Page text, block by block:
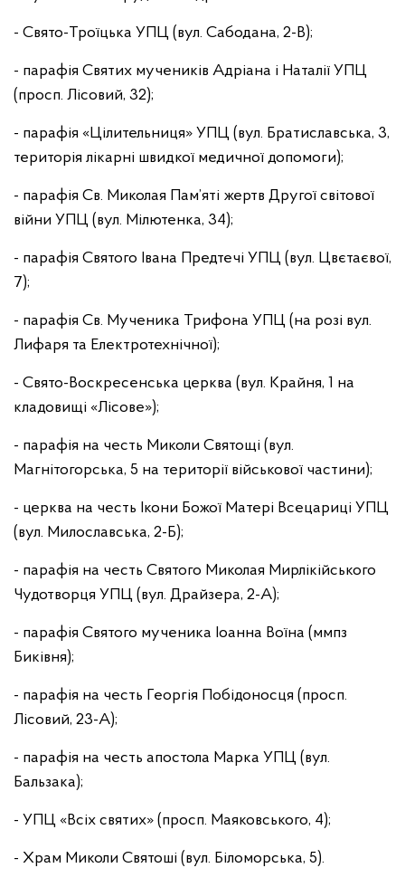
- Свято-Троїцька УПЦ (вул. Сабодана, 2-В);
- парафія Святих мучеників Адріана і Наталії УПЦ
(просп. Лісовий, 32);
- парафія «Цілительниця» УПЦ (вул. Братиславська, 3,
територія лікарні швидкої медичної допомоги);
- парафія Св. Миколая Пам’яті жертв Другої світової
війни УПЦ (вул. Мілютенка, 34);
- парафія Святого Івана Предтечі УПЦ (вул. Цвєтаєвої,
7);
- парафія Св. Мученика Трифона УПЦ (на розі вул.
Лифаря та Електротехнічної);
- Свято-Воскресенська церква (вул. Крайня, 1 на
кладовищі «Лісове»);
- парафія на честь Миколи Святощі (вул.
Магнітогорська, 5 на території військової частини);
- церква на честь Ікони Божої Матері Всецариці УПЦ
(вул. Милославська, 2-Б);
- парафія на честь Святого Миколая Мирлікійського
Чудотворця УПЦ (вул. Драйзера, 2-А);
- парафія Святого мученика Іоанна Воїна (ммпз
Биківня);
- парафія на честь Георгія Побідоносця (просп.
Лісовий, 23-А);
- парафія на честь апостола Марка УПЦ (вул.
Бальзака);
- УПЦ «Всіх святих» (просп. Маяковського, 4);
- Храм Миколи Святоші (вул. Біломорська, 5).